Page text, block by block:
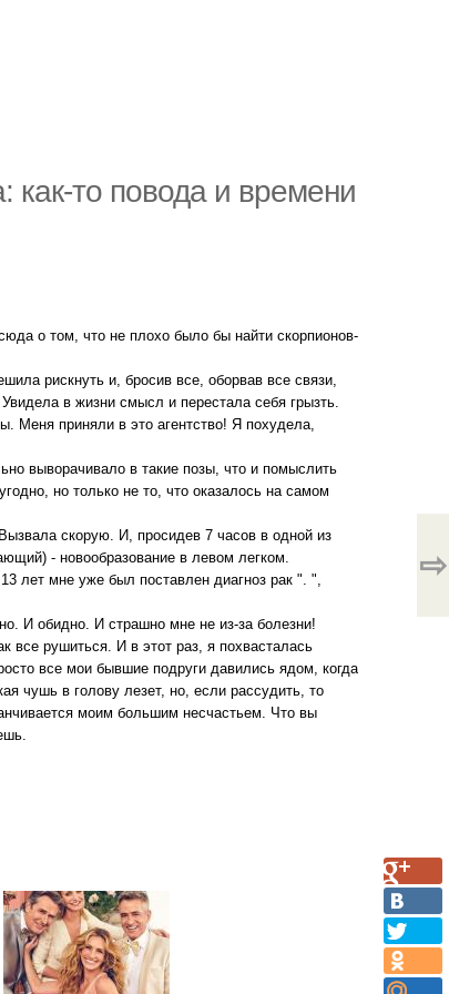
как-то повода и времени
о том, что не плохо было бы найти скорпионов-
рискнуть и, бросив все, оборвав все связи,
в жизни смысл и перестала себя грызть.
Меня приняли в это агентство! Я похудела,
выворачивало в такие позы, что и помыслить
но только не то, что оказалось на самом
скорую. И, просидев 7 часов в одной из
- новообразование в левом легком.
лет мне уже был поставлен диагноз рак ". ",
И обидно. И страшно мне не из-за болезни!
все рушиться. И в этот раз, я похвасталась
все мои бывшие подруги давились ядом, когда
чушь в голову лезет, но, если рассудить, то
моим большим несчастьем. Что вы
⇨